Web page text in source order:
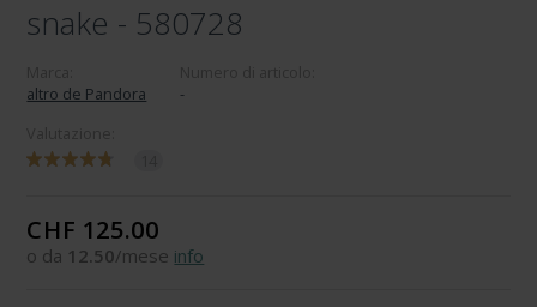
snake - 580728
altro de Pandora
-
CHF 125.00
o da 12.50/mese info